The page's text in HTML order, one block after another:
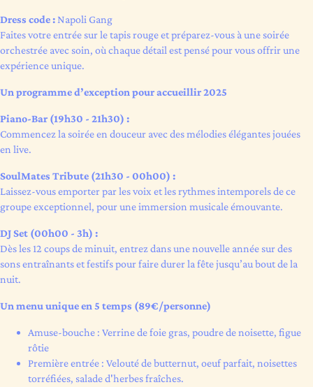
Dress code : Napoli Gang
Faites votre entrée sur le tapis rouge et préparez-vous à une soirée
orchestrée avec soin, où chaque détail est pensé pour vous offrir une
expérience unique.
Un programme d’exception pour accueillir 2025
Piano-Bar (19h30 - 21h30) :
Commencez la soirée en douceur avec des mélodies élégantes jouées
en live.
SoulMates Tribute (21h30 - 00h00) :
Laissez-vous emporter par les voix et les rythmes intemporels de ce
groupe exceptionnel, pour une immersion musicale émouvante.
DJ Set (00h00 - 3h) :
Dès les 12 coups de minuit, entrez dans une nouvelle année sur des
sons entraînants et festifs pour faire durer la fête jusqu’au bout de la
nuit.
Un menu unique en 5 temps (89€/personne)
Amuse-bouche : Verrine de foie gras, poudre de noisette, figue
rôtie
Première entrée : Velouté de butternut, oeuf parfait, noisettes
torréfiées, salade d'herbes fraîches.